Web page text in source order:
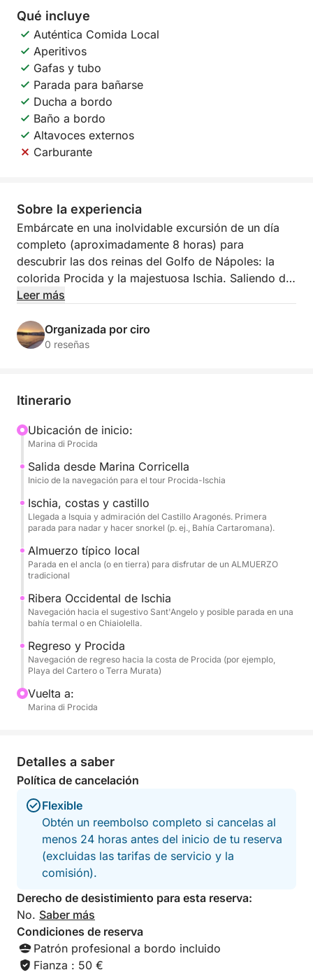
Qué incluye
Auténtica Comida Local
Aperitivos
Gafas y tubo
Parada para bañarse
Ducha a bordo
Baño a bordo
Altavoces externos
Carburante
Sobre la experiencia
Embárcate en una inolvidable excursión de un día
completo (aproximadamente 8 horas) para
descubrir las dos reinas del Golfo de Nápoles: la
colorida Procida y la majestuosa Ischia. Saliendo de
la espléndida Marina Corricella, navegaremos a
HP), perfecto para explorar bahías y cuevas.
Aquí, el itinerario está diseñado para que disfrutes
imponente Castillo Aragonés, la elegante Bahía de
Sant'Angelo y la costa volcánica, con la opción de
nadar en aguas termales (como Sorgeto, si el
tiempo lo permite) o en la Bahía de San Montano.
La experiencia se enriquece con un almuerzo típico
local que te deleitará con los frescos sabores de la
gastronomía isleña. Tendrás amplias oportunidades
para nadar y hacer snorkel. Al caer la tarde, le
espera un rico aperitivo con bebidas alcohólicas y
no alcohólicas, perfecto para disfrutar de la puesta
de sol sobre el Golfo. Máxima comodidad a bordo
equipo de música. Ocho horas de mar, historia y
gastronomía.
El precio del combustible para esta experiencia es
Leer más
Organizada por ciro
0 reseñas
Itinerario
Ubicación de inicio:
Marina di Procida
Salida desde Marina Corricella
Inicio de la navegación para el tour Procida-Ischia
Ischia, costas y castillo
Llegada a Isquia y admiración del Castillo Aragonés. Primera
parada para nadar y hacer snorkel (p. ej., Bahía Cartaromana).
Almuerzo típico local
Parada en el ancla (o en tierra) para disfrutar de un ALMUERZO
tradicional
Ribera Occidental de Ischia
Navegación hacia el sugestivo Sant'Angelo y posible parada en una
bahía termal o en Chiaiolella.
Regreso y Procida
Navegación de regreso hacia la costa de Procida (por ejemplo,
Playa del Cartero o Terra Murata)
Vuelta a:
Marina di Procida
Detalles a saber
Política de cancelación
Flexible
Obtén un reembolso completo si cancelas al
menos 24 horas antes del inicio de tu reserva
(excluidas las tarifas de servicio y la
comisión).
Derecho de desistimiento para esta reserva:
No. Saber más
Condiciones de reserva
Patrón profesional a bordo incluido
Fianza : 50 €